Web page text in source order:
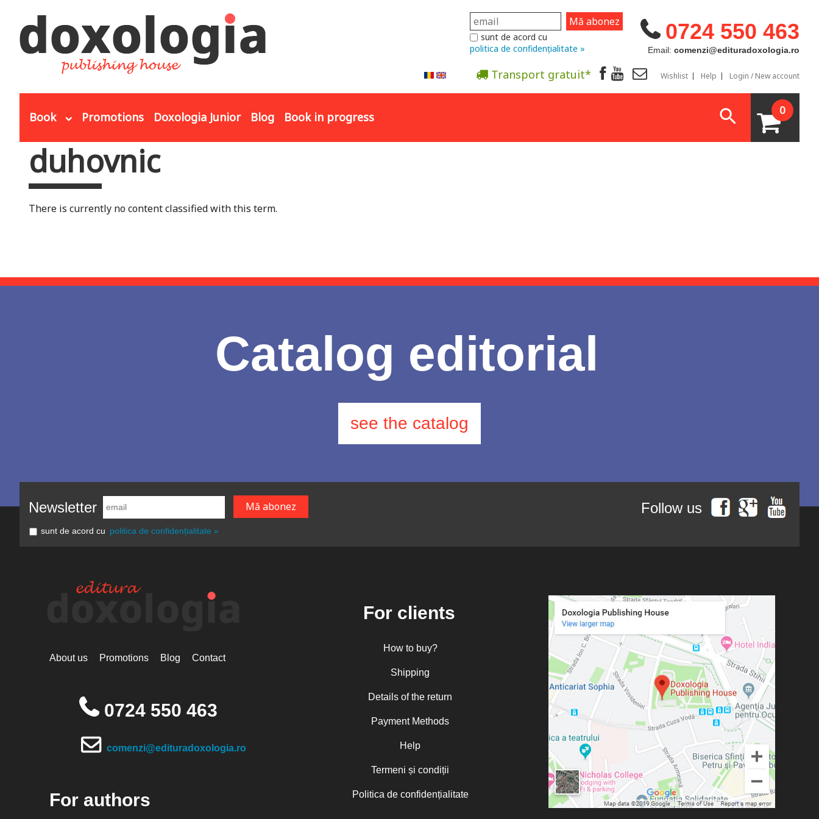
0724 550 463
Email: comenzi@edituradoxologia.ro
sunt de acord cu
politica de confidențialitate »
Transport gratuit* Wishlist Help Login / New account
Book Promotions Doxologia Junior Blog Book in progress 0
You are here
duhovnic
There is currently no content classified with this term.
Catalog editorial
see the catalog
Newsletter
sunt de acord cu politica de confidențialitate »
Follow us
About us Promotions Blog Contact
0724 550 463
comenzi@edituradoxologia.ro
For authors
For clients
How to buy?
Shipping
Details of the return
Payment Methods
Help
Termeni și condiții
Politica de confidențialitate